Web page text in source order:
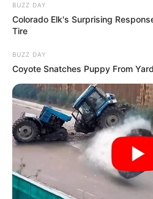
új, frissített vakcina csak
hozzáférhető. A lakosság
érezhetően csökkent az
tovább nehezíti a
A Nemzeti
Központ (NNGYK)
novembertől válik
hazánkban. Az intézmény
májusban kiadott ajánlásával
elindították az oltóanyag
BUZZ DAY
Colorado Elk's Surprising
Tire
BUZZ DAY
Coyote Snatches Puppy From